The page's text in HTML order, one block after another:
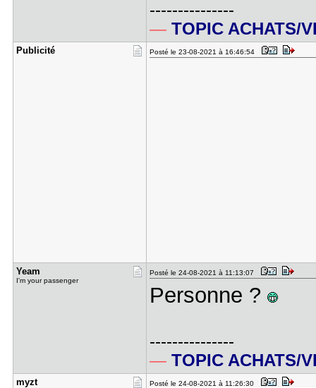
---------------
— TOPIC ACHATS/
Publicité Posté le 23-08-2021 à 16:46:54
Yeam
I'm your passenger
Posté le 24-08-2021 à 11:13:07
Personne ?
---------------
— TOPIC ACHATS/
myzt Posté le 24-08-2021 à 11:26:30